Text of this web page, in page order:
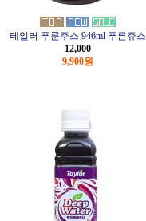
테일러 푸룬주스 946ml 푸른쥬스
12,000
9,900원